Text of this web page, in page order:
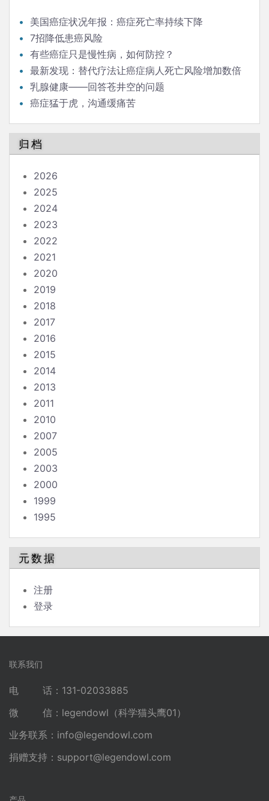
美国癌症状况年报：癌症死亡率持续下降
7招降低患癌风险
有些癌症只是慢性病，如何防控？
最新发现：替代疗法让癌症病人死亡风险增加数倍
乳腺健康——回答苍井空的问题
癌症猛于虎，沟通缓痛苦
归档
2026
2025
2024
2023
2022
2021
2020
2019
2018
2017
2016
2015
2014
2013
2011
2010
2007
2005
2003
2000
1999
1995
元数据
注册
登录
联系我们
电 话：131-02033885
微 信：legendowl（科学猫头鹰01）
业务联系： info@legendowl.com
捐赠支持： support@legendowl.com